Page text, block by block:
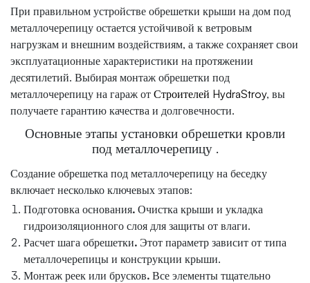
При правильном устройстве обрешетки крыши на дом под
металлочерепицу остается устойчивой к ветровым
нагрузкам и внешним воздействиям, а также сохраняет свои
эксплуатационные характеристики на протяжении
десятилетий. Выбирая монтаж обрешетки под
металлочерепицу на гараж от Строителей HydraStroy, вы
получаете гарантию качества и долговечности.
Основные этапы установки обрешетки кровли
под металлочерепицу .
Создание обрешетка под металлочерепицу на беседку
включает несколько ключевых этапов:
Подготовка основания. Очистка крыши и укладка
гидроизоляционного слоя для защиты от влаги.
Расчет шага обрешетки. Этот параметр зависит от типа
металлочерепицы и конструкции крыши.
Монтаж реек или брусков. Все элементы тщательно